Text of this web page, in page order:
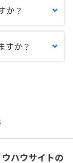
か？
すか？
ウハウサイトの